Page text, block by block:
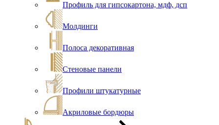
Профиль для гипсокартона, мдф, дсп
Молдинги
Полоса декоративная
Стеновые панели
Профили штукатурные
Акриловые бордюры